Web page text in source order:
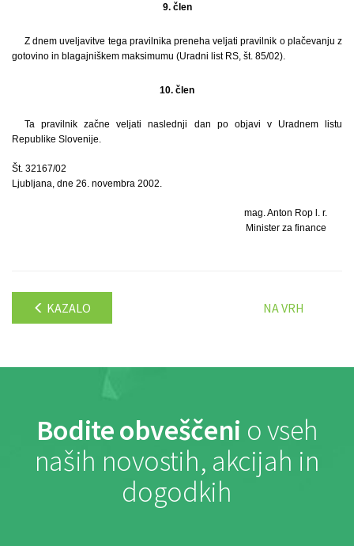
9. člen
Z dnem uveljavitve tega pravilnika preneha veljati pravilnik o plačevanju z
gotovino in blagajniškem maksimumu (Uradni list RS, št. 85/02).
10. člen
Ta pravilnik začne veljati naslednji dan po objavi v Uradnem listu
Republike Slovenije.
Št. 32167/02
Ljubljana, dne 26. novembra 2002.
mag. Anton Rop l. r.
Minister za finance
KAZALO NA VRH
Bodite obveščeni o vseh
naših novostih, akcijah in
dogodkih